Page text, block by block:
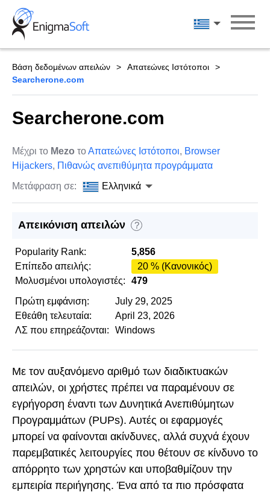
Skip
content
Ελληνικά
Βάση δεδομένων απειλών
Απατεώνες Ιστότοποι
Searcherone.com
Searcherone.com
Μέχρι το Mezo τοΑπατεώνες Ιστότοποι, Browser
Hijackers, Πιθανώς ανεπιθύμητα προγράμματα
Μετάφραση σε:
Ελληνικά
Απεικόνιση απειλών ?
Popularity Rank:
5,856
Επίπεδο απειλής:
20 % (Κανονικός)
Μολυσμένοι υπολογιστές:
479
Πρώτη εμφάνιση:
July 29, 2025
Εθεάθη τελευταία:
April 23, 2026
ΛΣ που επηρεάζονται:
Windows
Με τον αυξανόμενο αριθμό των διαδικτυακών
απειλών, οι χρήστες πρέπει να παραμένουν σε
εγρήγορση έναντι των Δυνητικά Ανεπιθύμητων
Προγραμμάτων (PUPs). Αυτές οι εφαρμογές
μπορεί να φαίνονται ακίνδυνες, αλλά συχνά έχουν
παρεμβατικές λειτουργίες που θέτουν σε κίνδυνο το
απόρρητο των χρηστών και υποβαθμίζουν την
εμπειρία περιήγησης. Ένα από τα πιο πρόσφατα